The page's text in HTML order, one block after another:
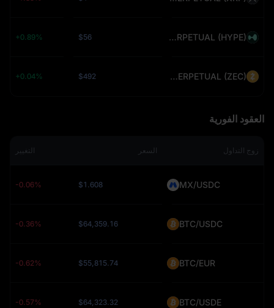
HYPEUSDT PERPETUAL (HYPE)
$56
+0.89%
ZECUSDT PERPETUAL (ZEC)
$492
+0.04%
العقود الفورية
زوج التداول السعر التغيير
MX/USDC
$1.608
-0.06%
BTC/USDC
$64,359.16
-0.36%
BTC/EUR
$55,815.74
-0.62%
BTC/USDE
$64,323.32
-0.57%